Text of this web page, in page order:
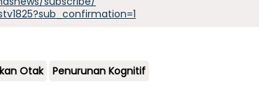
Otak Penurunan Kognitif